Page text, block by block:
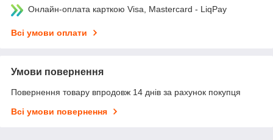
Онлайн-оплата карткою Visa, Mastercard - LiqPay
Всі умови оплати
Умови повернення
Повернення товару впродовж 14 днів за рахунок покупця
Всі умови повернення